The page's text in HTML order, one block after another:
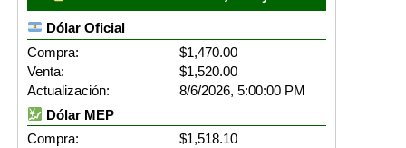
Dólar Oficial
Compra:
$1,470.00
Venta:
$1,520.00
Actualización:
8/6/2026, 5:00:00 PM
Dólar MEP
Compra:
$1,518.10